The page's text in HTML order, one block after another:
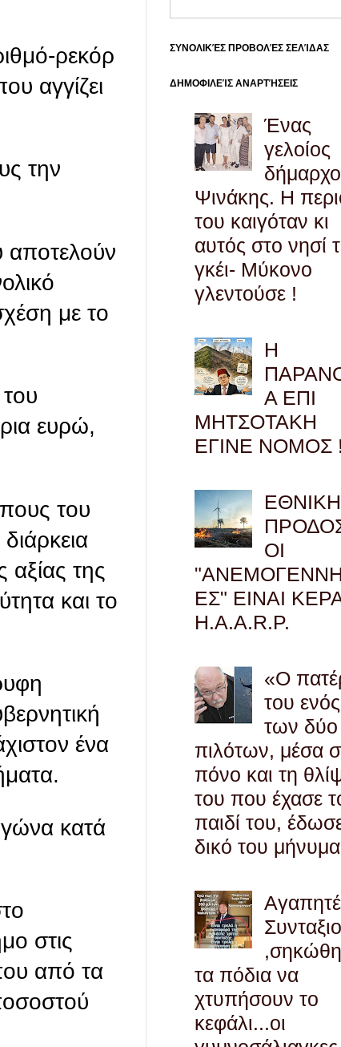
ρεκόρ
αγγίζει
την
αποτελούν
με το
ευρώ,
του
της
και το
ένα
κατά
στις
από τα
ΣΥΝΟΛΙΚΈΣ ΠΡΟΒΟΛΈΣ ΣΕΛΊΔΑΣ
ΔΗΜΟΦΙΛΕΊΣ ΑΝΑΡΤΉΣΕΙΣ
Ένας
γελοίος
Ψινάκης. Η
του καιγόταν κι
αυτός στο νησί
γκέι- Μύκονο
γλεντούσε !
Η
Α ΕΠΙ
ΜΗΤΣΟΤΑΚΗ
ΕΓΙΝΕ ΝΟΜΟΣ
ΕΘΝΙΚΗ
ΟΙ
ΕΣ" ΕΙΝΑΙ
H.A.A.R.P.
«Ο
του
των δύο
πιλότων, μέσα
πόνο και τη
του που έχασε
παιδί του,
δικό του μήνυμα
Αγαπητέ
τα πόδια να
χτυπήσουν το
κεφάλι...οι